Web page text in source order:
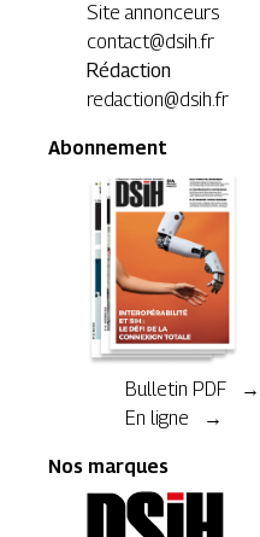
Site annonceurs
contact@dsih.fr
Rédaction
redaction@dsih.fr
Abonnement
Bulletin PDF →
En ligne →
Nos marques